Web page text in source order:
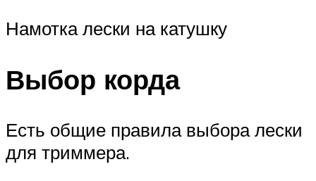
Намотка лески на катушку
Выбор корда
Есть общие правила выбора лески
для триммера.